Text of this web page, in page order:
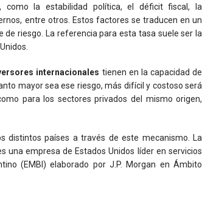
como la estabilidad política, el déficit fiscal, la
entre otros. Estos factores se traducen en un
de riesgo. La referencia para esta tasa suele ser la
internacionales tienen en la capacidad de
mayor sea ese riesgo, más difícil y costoso será
para los sectores privados del mismo origen,
distintos países a través de este mecanismo. La
una empresa de Estados Unidos líder en servicios
(EMBI) elaborado por J.P. Morgan en Ámbito